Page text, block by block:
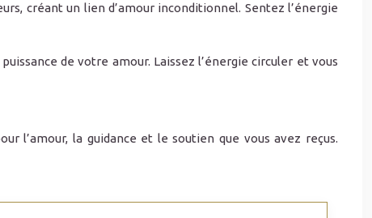
créant un lien d’amour inconditionnel. Sentez l’énergie
de votre amour. Laissez l’énergie circuler et vous
l’amour, la guidance et le soutien que vous avez reçus.